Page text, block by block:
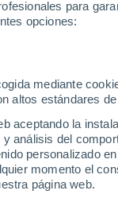
para
opciones:
mediante
altos estándares
aceptando la
análisis del
personalizado
momento el
página web.